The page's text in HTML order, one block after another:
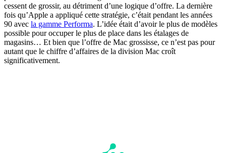
cessent de grossir, au détriment d’une logique d’offre. La dernière
fois qu’Apple a appliqué cette stratégie, c’était pendant les années
90 avec la gamme Performa. L’idée était d’avoir le plus de modèles
possible pour occuper le plus de place dans les étalages de
magasins… Et bien que l’offre de Mac grossisse, ce n’est pas pour
autant que le chiffre d’affaires de la division Mac croît
significativement.